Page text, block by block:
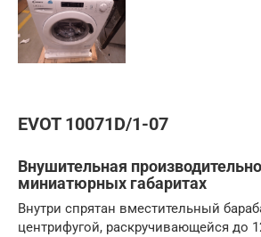
EVOT 10071D/1-07
Внушительная
миниатюрных габаритах
Внутри спрятан вместительный
центрифугой, раскручивающейся до